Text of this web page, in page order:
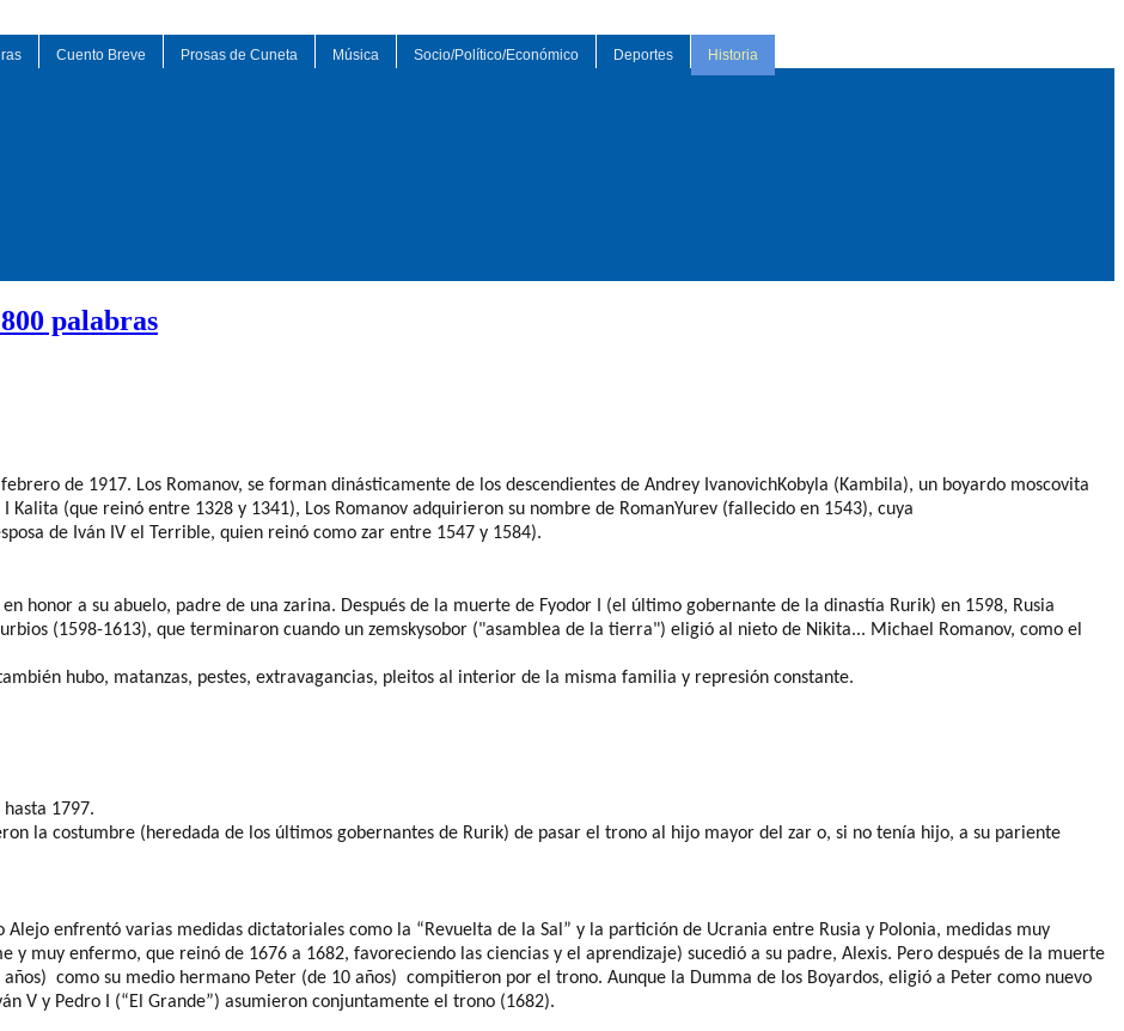
Cuento Breve Prosas de Cuneta Música Socio/Político/Económico Deportes Historia
palabras
de 1917. Los Romanov, se forman dinásticamente de los descendientes de Andrey IvanovichKobyla (Kambila), un boyardo moscovita
Kalita (que reinó entre 1328 y 1341), Los Romanov adquirieron su nombre de RomanYurev (fallecido en 1543), cuya
de Iván IV el Terrible, quien reinó como zar entre 1547 y 1584).
honor a su abuelo, padre de una zarina. Después de la muerte de Fyodor I (el último gobernante de la dinastía Rurik) en 1598, Rusia
(1598-1613), que terminaron cuando un zemskysobor ("asamblea de la tierra") eligió al nieto de Nikita... Michael Romanov, como el
hubo, matanzas, pestes, extravagancias, pleitos al interior de la misma familia y represión constante.
1797.
la costumbre (heredada de los últimos gobernantes de Rurik) de pasar el trono al hijo mayor del zar o, si no tenía hijo, a su pariente
Alejo enfrentó varias medidas dictatoriales como la “Revuelta de la Sal” y la partición de Ucrania entre Rusia y Polonia, medidas muy
y muy enfermo, que reinó de 1676 a 1682, favoreciendo las ciencias y el aprendizaje) sucedió a su padre, Alexis. Pero después de la muerte
años) como su medio hermano Peter (de 10 años) compitieron por el trono. Aunque la Dumma de los Boyardos, eligió a Peter como nuevo
V y Pedro I (“El Grande”) asumieron conjuntamente el trono (1682).